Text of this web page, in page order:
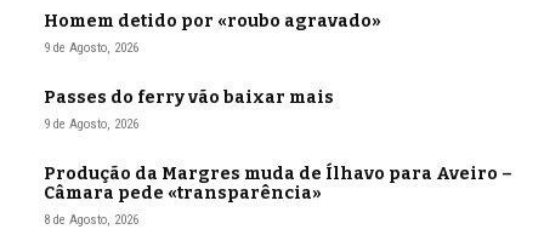
Homem detido por «roubo agravado»
9 de Agosto, 2026
Passes do ferry vão baixar mais
9 de Agosto, 2026
Produção da Margres muda de Ílhavo para Aveiro –
Câmara pede «transparência»
8 de Agosto, 2026